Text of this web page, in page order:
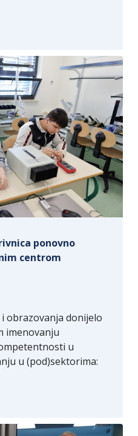
ponovno
centrom
obrazovanja donijelo
imenovanju
u
u (pod)sektorima: